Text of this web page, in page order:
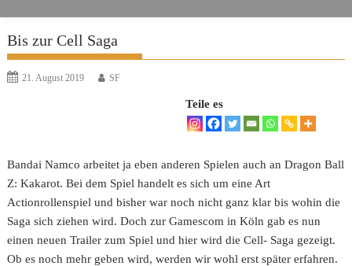
Bis zur Cell Saga
21. August 2019 SF
Teile es
Bandai Namco arbeitet ja eben anderen Spielen auch an Dragon Ball
Z: Kakarot. Bei dem Spiel handelt es sich um eine Art
Actionrollenspiel und bisher war noch nicht ganz klar bis wohin die
Saga sich ziehen wird. Doch zur Gamescom in Köln gab es nun
einen neuen Trailer zum Spiel und hier wird die Cell- Saga gezeigt.
Ob es noch mehr geben wird, werden wir wohl erst später erfahren.